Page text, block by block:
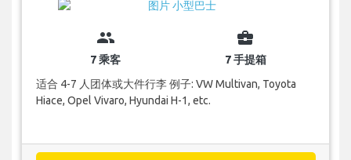
group
7 乘客
business_center
7 手提箱
适合 4-7 人团体或大件行李 例子: VW Multivan, Toyota
Hiace, Opel Vivaro, Hyundai H-1, etc.